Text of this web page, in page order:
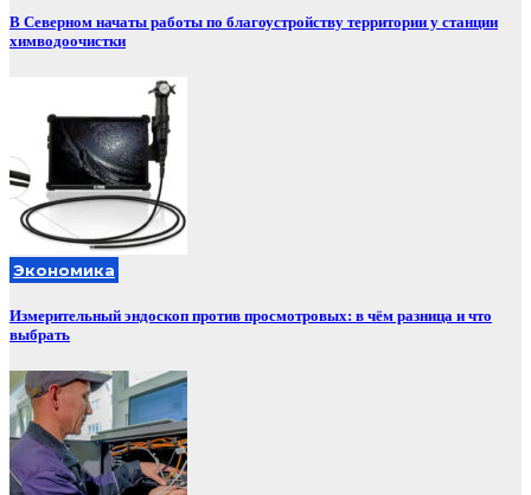
В Северном начаты работы по благоустройству территории у станции
химводоочистки
Экономика
Измерительный эндоскоп против просмотровых: в чём разница и что
выбрать